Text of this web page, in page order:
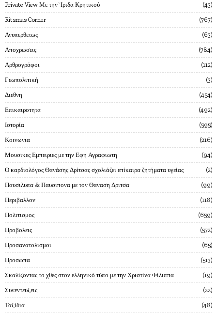
Private View Με την`Ιριδα Κρητικού 43
Ritsmas Corner 767
Ανυπερθετως 63
Αποχρωσεις 784
Αρθρογράφοι 112
Γεωπολιτική 3
Διεθνη 454
Επικαιροτητα 492
Ιστορία 595
Κοινωνια 216
Μουσικες Εμπειριες με την Εφη Αγραφιωτη 94
Ο καρδιολόγος Θανάσης Δρίτσας σχολιάζει επίκαιρα ζητήματα υγείας 2
Παυσιλυπα & Παυσιπονα με τον Θαναση Δριτσα 99
Περιβαλλον 118
Πολιτισμος 659
Προβολεις 572
Προσανατολισμοι 65
Προσωπα 513
Σκαλίζοντας το χθες στον ελληνικό τύπο με την Χριστίνα Φίλιππα 19
Συνεντευξεις 22
Ταξίδια 48